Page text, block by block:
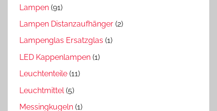
Lampen (91)
Lampen Distanzaufhänger (2)
Lampenglas Ersatzglas (1)
LED Kappenlampen (1)
Leuchtenteile (11)
Leuchtmittel (5)
Messingkugeln (1)